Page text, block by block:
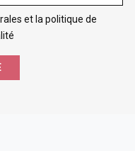
et la politique de